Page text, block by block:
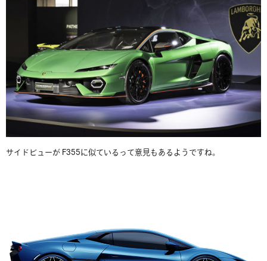
サイドビューが F355に似ているって意見もあるようですね。